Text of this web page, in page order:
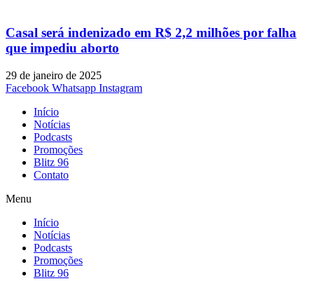
Casal será indenizado em R$ 2,2 milhões por falha
que impediu aborto
29 de janeiro de 2025
Facebook Whatsapp Instagram
Início
Notícias
Podcasts
Promoções
Blitz 96
Contato
Menu
Início
Notícias
Podcasts
Promoções
Blitz 96